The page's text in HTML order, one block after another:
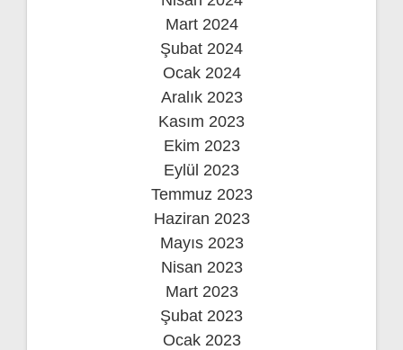
Mart 2024
Şubat 2024
Ocak 2024
Aralık 2023
Kasım 2023
Ekim 2023
Eylül 2023
Temmuz 2023
Haziran 2023
Mayıs 2023
Nisan 2023
Mart 2023
Şubat 2023
Ocak 2023